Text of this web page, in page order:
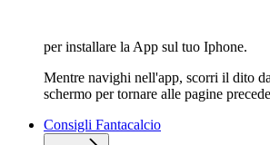
per installare la App sul tuo Iphone.
Mentre navighi nell'app, scorri il dito
schermo per tornare alle pagine
Consigli Fantacalcio